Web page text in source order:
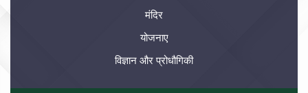
मंदिर
योजनाए
विज्ञान और प्रोधौगिकी